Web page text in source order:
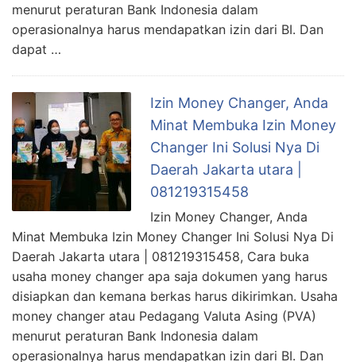
menurut peraturan Bank Indonesia dalam
operasionalnya harus mendapatkan izin dari BI. Dan
dapat …
Izin Money Changer, Anda
Minat Membuka Izin Money
Changer Ini Solusi Nya Di
Daerah Jakarta utara |
081219315458
Izin Money Changer, Anda
Minat Membuka Izin Money Changer Ini Solusi Nya Di
Daerah Jakarta utara | 081219315458, Cara buka
usaha money changer apa saja dokumen yang harus
disiapkan dan kemana berkas harus dikirimkan. Usaha
money changer atau Pedagang Valuta Asing (PVA)
menurut peraturan Bank Indonesia dalam
operasionalnya harus mendapatkan izin dari BI. Dan